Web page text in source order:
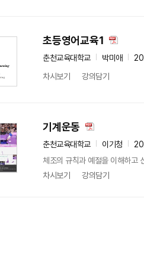
초등영어교육1
춘천교육대학교 박미애
차시보기
강의담기
기계운동
춘천교육대학교 이기청
체조의 규칙과 예절을 이해하고
차시보기
강의담기